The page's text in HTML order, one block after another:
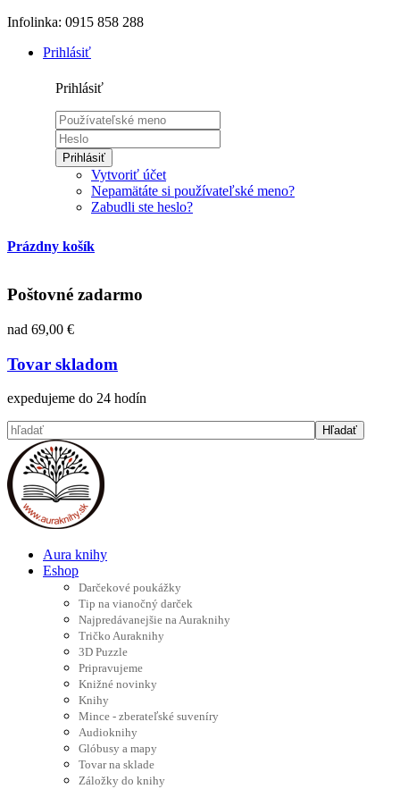
Infolinka: 0915 858 288
Prihlásiť
Prihlásiť
Prihlásiť
Vytvoriť účet
Nepamätáte si používateľské meno?
Zabudli ste heslo?
Prázdny košík
Poštovné zadarmo
nad 69,00 €
Tovar skladom
expedujeme do 24 hodín
Aura knihy
Eshop
Darčekové poukážky
Tip na vianočný darček
Najpredávanejšie na Auraknihy
Tričko Auraknihy
3D Puzzle
Pripravujeme
Knižné novinky
Knihy
Mince - zberateľské suveníry
Audioknihy
Glóbusy a mapy
Tovar na sklade
Záložky do knihy